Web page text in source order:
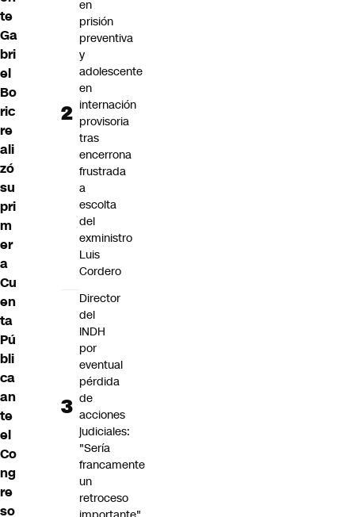
te
Ga
bri
el
Bo
ric
re
ali
zó
su
pri
m
er
a
Cu
en
ta
Pú
bli
ca
an
te
el
Co
ng
re
so
en
prisión
preventiva
y
adolescente
en
internación
provisoria
tras
encerrona
frustrada
a
escolta
del
exministro
Luis
Cordero
Director
del
INDH
por
eventual
pérdida
de
acciones
judiciales:
"Sería
francamente
un
retroceso